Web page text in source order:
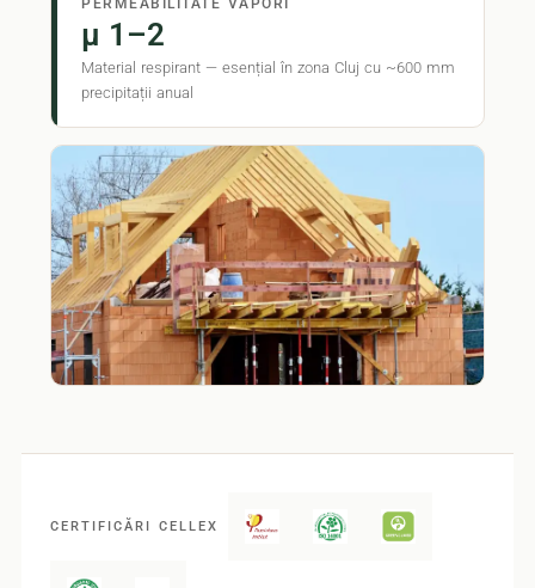
PERMEABILITATE VAPORI
μ 1–2
Material respirant — esențial în zona Cluj cu ~600 mm
precipitații anual
CERTIFICĂRI CELLEX